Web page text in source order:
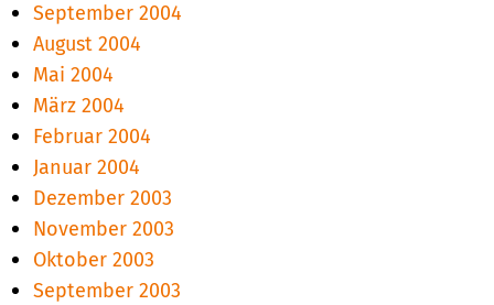
September 2004
August 2004
Mai 2004
März 2004
Februar 2004
Januar 2004
Dezember 2003
November 2003
Oktober 2003
September 2003